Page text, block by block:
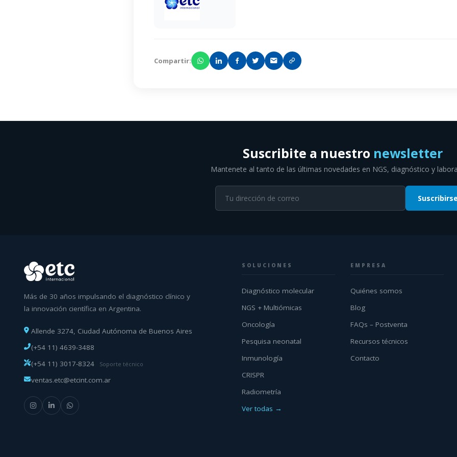
Compartir:
Suscribite a nuestro newsletter
Mantenete al tanto de las últimas novedades en NGS, diagnóstico y
Suscribirse
Más de 30 años impulsando el diagnóstico clínico y
la innovación científica en Argentina.
Allende 3274, Ciudad Autónoma de Buenos Aires
(+54 11) 4639-3488
(+54 11) 3017-8324
Soporte técnico
ventas.etc@etcint.com.ar
SOLUCIONES
Diagnóstico molecular
NGS + Multiómicas
Oncología
Pesquisa neonatal
Inmunología
CRISPR
Radiometría
Ver todas →
EMPRESA
Quiénes somos
Blog
FAQs – Postventa
Recursos técnicos
Contacto